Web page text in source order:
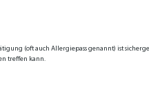
(oft auch Al­ler­gie­pass ge­nannt) ist
tref­fen kann.